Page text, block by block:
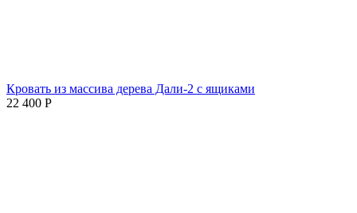
Кровать из массива дерева Дали-2 с ящиками
22 400 Р